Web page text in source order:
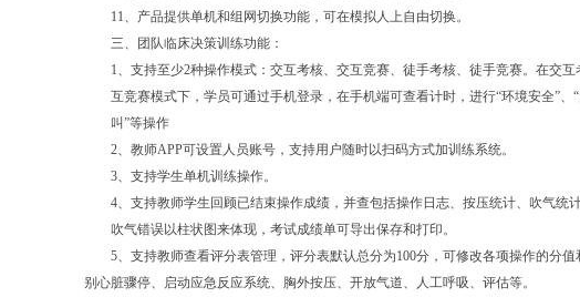
11、产品提供单机和组网切换功能，可在模拟人上自由切换。
三、团队临床决策训练功能：
1、支持至少2种操作模式：交互考核、交互竞赛、徒手考核、徒手竞赛。在交互
互竞赛模式下，学员可通过手机登录，在手机端可查看计时，进行“环境安全”、
叫”等操作
2、教师APP可设置人员账号，支持用户随时以扫码方式加训练系统。
3、支持学生单机训练操作。
4、支持教师学生回顾已结束操作成绩，并查包括操作日志、按压统计、吹气统计
吹气错误以柱状图来体现，考试成绩单可导出保存和打印。
5、支持教师查看评分表管理，评分表默认总分为100分，可修改各项操作的分
别心脏骤停、启动应急反应系统、胸外按压、开放气道、人工呼吸、评估等。